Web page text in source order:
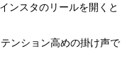
ンスタのリールを開くと
ンション高めの掛け声で